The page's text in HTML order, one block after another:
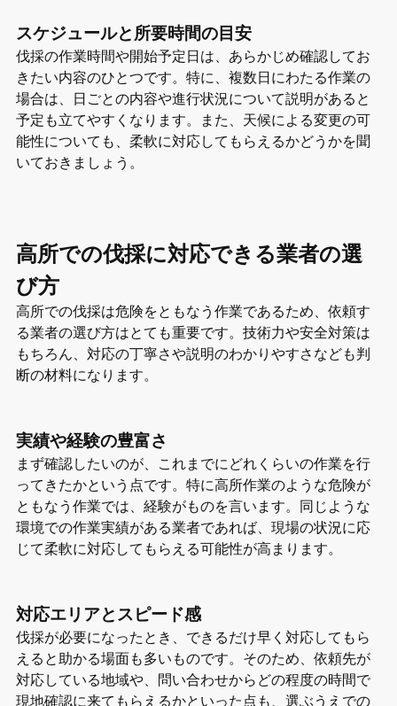
スケジュールと所要時間の目安
伐採の作業時間や開始予定日は、あらかじめ確認してお
きたい内容のひとつです。特に、複数日にわたる作業の
場合は、日ごとの内容や進行状況について説明があると
予定も立てやすくなります。また、天候による変更の可
能性についても、柔軟に対応してもらえるかどうかを聞
いておきましょう。
高所での伐採に対応できる業者の選
び方
高所での伐採は危険をともなう作業であるため、依頼す
る業者の選び方はとても重要です。技術力や安全対策は
もちろん、対応の丁寧さや説明のわかりやすさなども判
断の材料になります。
実績や経験の豊富さ
まず確認したいのが、これまでにどれくらいの作業を行
ってきたかという点です。特に高所作業のような危険が
ともなう作業では、経験がものを言います。同じような
環境での作業実績がある業者であれば、現場の状況に応
じて柔軟に対応してもらえる可能性が高まります。
対応エリアとスピード感
伐採が必要になったとき、できるだけ早く対応してもら
えると助かる場面も多いものです。そのため、依頼先が
対応している地域や、問い合わせからどの程度の時間で
現地確認に来てもらえるかといった点も、選ぶうえでの